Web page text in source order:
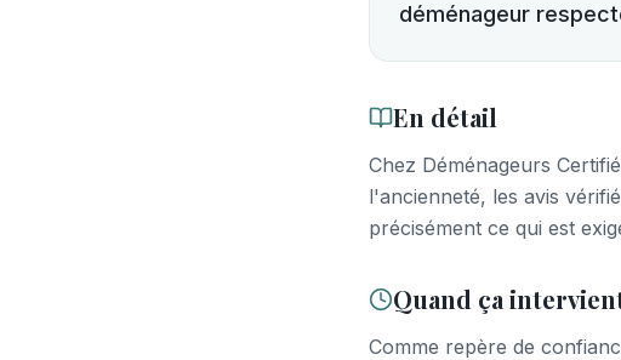
déménageur
En détail
Chez Déménageurs
l'ancienneté, les avis
précisément ce qui est
Quand ça
Comme repère de